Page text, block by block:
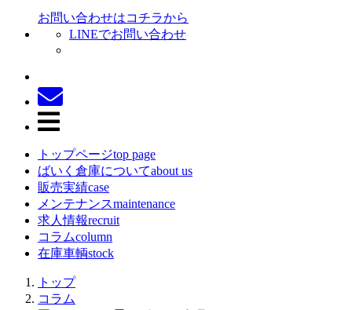
お問い合わせはコチラから
LINEでお問い合わせ
トップページtop page
ばいく倉庫についてabout us
販売実績case
メンテナンスmaintenance
求人情報recruit
コラムcolumn
在庫車輌stock
トップ
コラム